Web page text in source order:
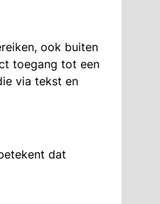
ook buiten
toegang tot een
via tekst en
dat